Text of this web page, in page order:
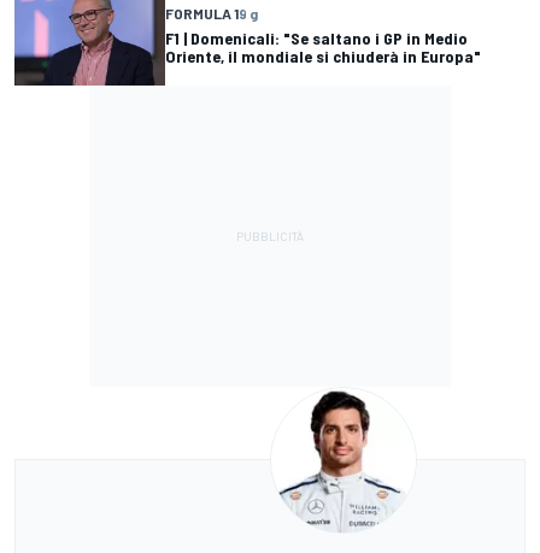
FORMULA 19 g
F1 | Domenicali: "Se saltano i GP in Medio
Oriente, il mondiale si chiuderà in Europa"